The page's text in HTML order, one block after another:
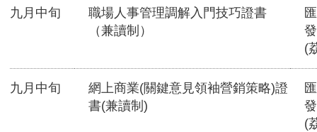
九月中旬
職場人事管理調解入門技巧證書
（兼讀制）
(
九月中旬
網上商業(關鍵意見領袖營銷策略)證
書(兼讀制)
(